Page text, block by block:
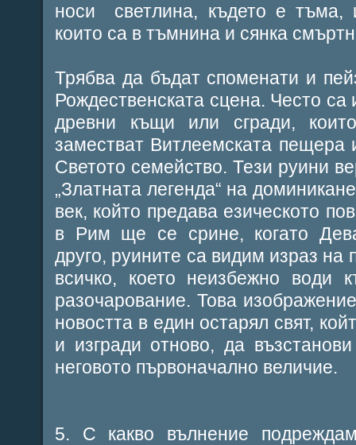
носи светлина, където е тъма,
които са в тъмнина и сянка
Трябва да бъдат споменати и
Рождественската сцена. Често са
древни къщи или сгради,
заместват Витлеемската
Светото семейство. Тези руини
„Златната легенда“ на
век, който предава езическото
в Рим ще се срине, когато
друго, руините са видим израз на
всичко, което неизбежно води
разочарование. Това
новостта в един остарял свят,
и изгради отново, да
неговото първоначално величие.
5. С какво вълнение